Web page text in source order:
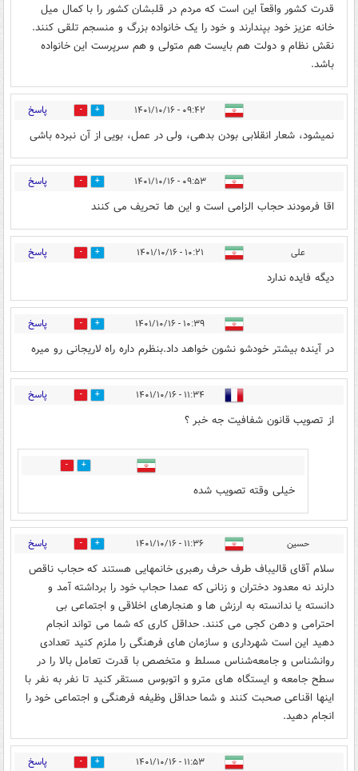
قدرت کشور واقعآ این است که مردم در قلبشان کشور را با کمال میل
خانه عزیز خود بپندارند و خود را یک خانواده بزرگ و منسجم تلقی کنند.
نقش نظام و دولت هم بایست هم متولی و هم سرپرست این خانواده
باشد.
۰۹:۴۲ - ۱۴۰۱/۱۰/۱۶ 17 پاسخ
نمیشود، شعار انقلابی بودن بدهی، ولی در عمل، بویی از آن نبرده باشی
۰۹:۵۳ - ۱۴۰۱/۱۰/۱۶ 2 پاسخ
اقا فرمودند حجاب الزامی است و این ها تحریف می کنند
علی ۱۰:۲۱ - ۱۴۰۱/۱۰/۱۶ 2 پاسخ
دیگه فایده ندارد
۱۰:۳۹ - ۱۴۰۱/۱۰/۱۶ 7 پاسخ
در آینده بیشتر خودشو نشون خواهد داد.بنظرم داره راه لاریجانی رو میره
۱۱:۳۴ - ۱۴۰۱/۱۰/۱۶ 8 پاسخ
از تصویب قانون شفافیت جه خبر ؟
1
خیلی وقته تصویب شده
حسین ۱۱:۳۶ - ۱۴۰۱/۱۰/۱۶ 11 پاسخ
سلام آقای قالیباف طرف حرف رهبری خانمهایی هستند که حجاب ناقص
دارند نه معدود دختران و زنانی که عمدا حجاب خود را برداشته آمد و
دانسته یا ندانسته به ارزش ها و هنجارهای اخلاقی و اجتماعی بی
احترامی و دهن کجی می کنند. حداقل کاری که شما می تواند انجام
دهید این است شهرداری و سازمان های فرهنگی را ملزم کنید تعدادی
روانشناس و جامعه‌شناس مسلط و متخصص با قدرت تعامل بالا را در
سطح جامعه و ایستگاه های مترو و اتوبوس مستقر کنید تا نفر به نفر با
اینها اقناعی صحبت کنند و شما حداقل وظیفه فرهنگی و اجتماعی خود را
انجام دهید.
۱۱:۵۳ - ۱۴۰۱/۱۰/۱۶ 1 پاسخ